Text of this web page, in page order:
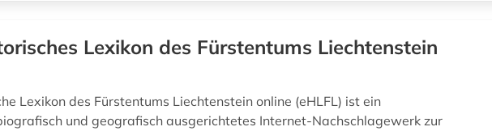
Lexikon des Fürstentums Liechtenstein
Lexikon des Fürstentums Liechtenstein online (eHLFL) ist ein
und geografisch ausgerichtetes Internet-Nachschlagewerk zur